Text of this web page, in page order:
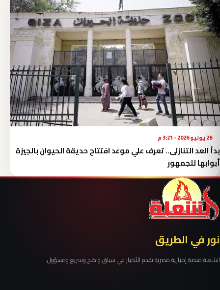
26 يوليو 2026 - 3:21 م
بدأ العد التنازلى.. تعرف علي موعد افتتاح حديقة الحيوان بالجيزة
أبوابها للجمهور
نور في الطريق
الشعلة منصة إخبارية مصرية تقدم الأخبار في سياق واضح وسريع ومسؤول.